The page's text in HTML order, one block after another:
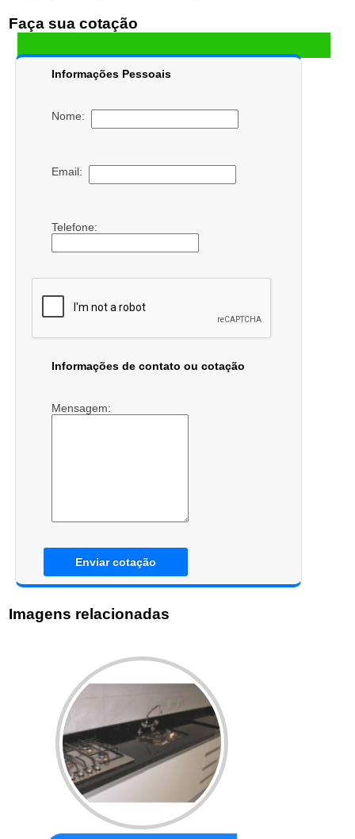
Faça sua cotação
Informações Pessoais
Nome:
Email:
Telefone:
Informações de contato ou cotação
Mensagem:
Enviar cotação
Imagens relacionadas